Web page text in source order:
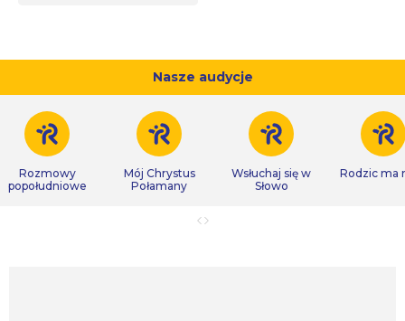
Nasze audycje
Rozmowy
popołudniowe
Mój Chrystus
Połamany
Wsłuchaj się w
Słowo
Rodzic ma